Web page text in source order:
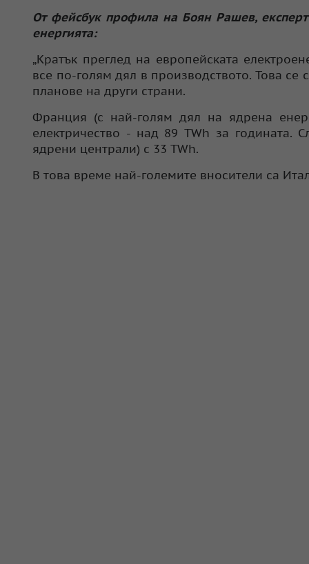
От фейсбук профила на Боян Рашев,
енергията:
„Кратък преглед на европейската
все по-голям дял в производството. Това
планове на други страни.
Франция (с най-голям дял на ядрена
електричество - над 89 TWh за
ядрени централи) с 33 TWh.
В това време най-големите вносители са